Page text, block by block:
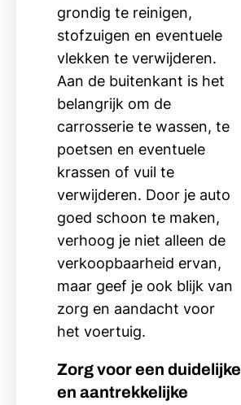
grondig te reinigen,
stofzuigen en eventuele
vlekken te verwijderen.
Aan de buitenkant is het
belangrijk om de
carrosserie te wassen, te
poetsen en eventuele
krassen of vuil te
verwijderen. Door je auto
goed schoon te maken,
verhoog je niet alleen de
verkoopbaarheid ervan,
maar geef je ook blijk van
zorg en aandacht voor
het voertuig.
Zorg voor een duidelijke
en aantrekkelijke